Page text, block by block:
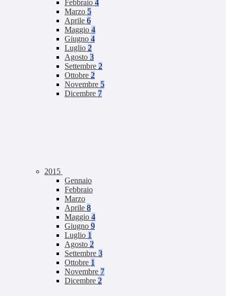
Febbraio 4
Marzo 5
Aprile 6
Maggio 4
Giugno 4
Luglio 2
Agosto 3
Settembre 2
Ottobre 2
Novembre 5
Dicembre 7
2015
Gennaio
Febbraio
Marzo
Aprile 8
Maggio 4
Giugno 9
Luglio 1
Agosto 2
Settembre 3
Ottobre 1
Novembre 7
Dicembre 2